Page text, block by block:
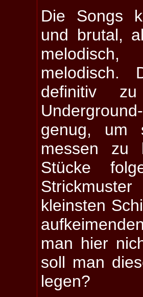
Die Songs
und brutal,
melodisch.
definitiv
genug, um
messen zu
Stücke
kleinsten
man hier
soll man
legen?